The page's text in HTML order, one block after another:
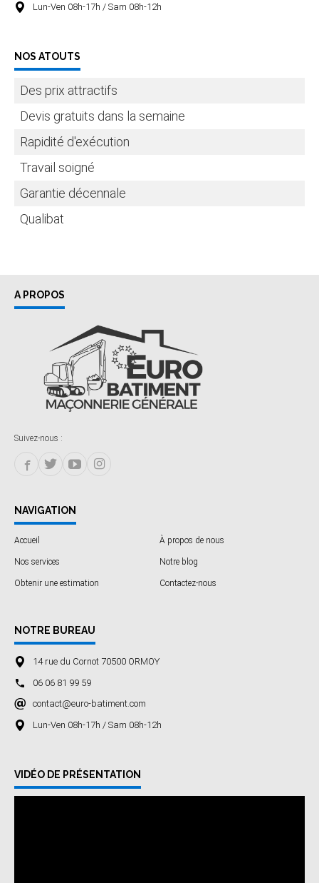
Lun-Ven 08h-17h / Sam 08h-12h
NOS ATOUTS
Des prix attractifs
Devis gratuits dans la semaine
Rapidité d'exécution
Travail soigné
Garantie décennale
Qualibat
A PROPOS
Suivez-nous :
NAVIGATION
Accueil À propos de nous
Nos services Notre blog
Obtenir une estimation Contactez-nous
NOTRE BUREAU
14 rue du Cornot 70500 ORMOY
06 06 81 99 59
contact@euro-batiment.com
Lun-Ven 08h-17h / Sam 08h-12h
VIDÉO DE PRÉSENTATION